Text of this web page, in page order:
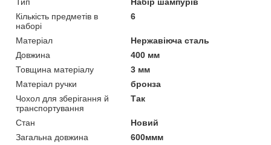
Тип
Набір шампурів
Кількість предметів в
наборі
6
Матеріал
Нержавіюча сталь
Довжина
400 мм
Товщина матеріалу
3 мм
Матеріал ручки
бронза
Чохол для зберігання й
транспортування
Так
Стан
Новий
Загальна довжина
600ммм